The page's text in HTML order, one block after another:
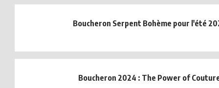
Boucheron Serpent Bohème pour l'été
Boucheron 2024 : The Power of